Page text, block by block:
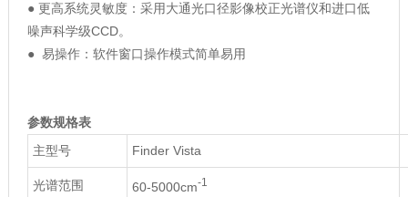
● 更高系统灵敏度：采用大通光口径影像校正光谱仪和进口低
噪声科学级CCD。
● 易操作：软件窗口操作模式简单易用
参数规格表
主型号
Finder Vista
光谱范围 60-5000cm-1